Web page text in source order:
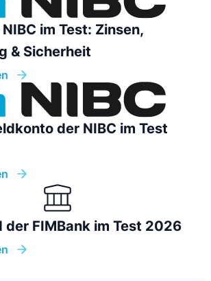
im Test: Zinsen,
& Sicherheit
der NIBC im Test
der FIMBank im Test 2026